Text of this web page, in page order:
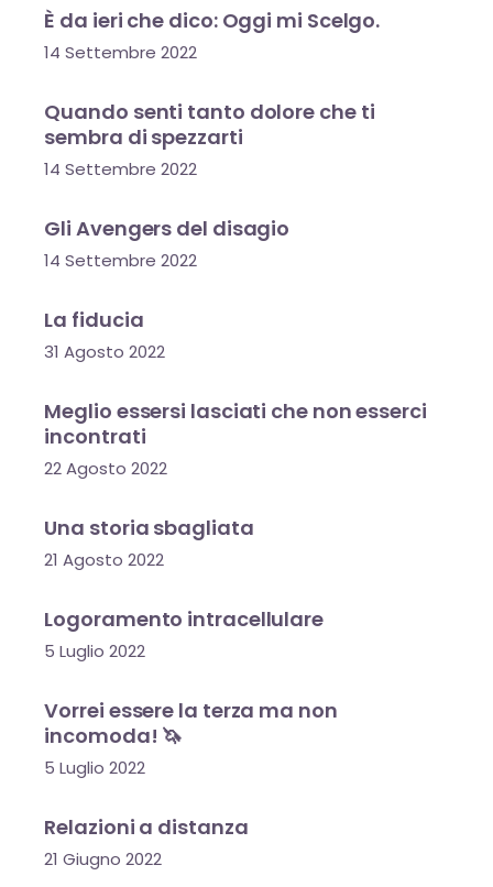
È da ieri che dico: Oggi mi Scelgo.
14 Settembre 2022
Quando senti tanto dolore che ti
sembra di spezzarti
14 Settembre 2022
Gli Avengers del disagio
14 Settembre 2022
La fiducia
31 Agosto 2022
Meglio essersi lasciati che non esserci
incontrati
22 Agosto 2022
Una storia sbagliata
21 Agosto 2022
Logoramento intracellulare
5 Luglio 2022
Vorrei essere la terza ma non
incomoda! 🦄
5 Luglio 2022
Relazioni a distanza
21 Giugno 2022